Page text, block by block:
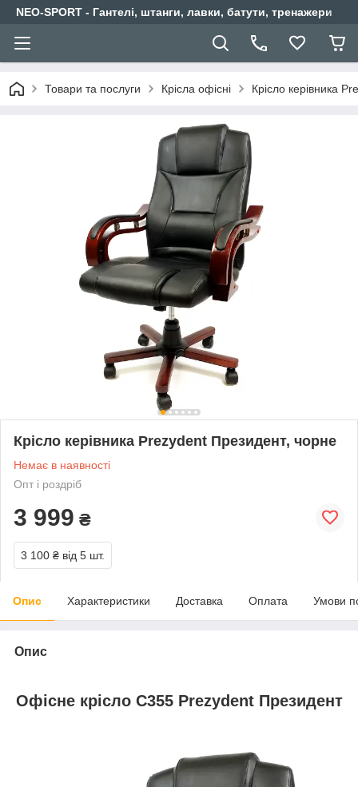
NEO-SPORT - Гантелі, штанги, лавки, батути, тренажери
Товари та послуги Крісла офісні Крісло керівника
Крісло керівника Prezydent Президент, чорне
Немає в наявності
Опт і роздріб
3 999 ₴
3 100 ₴ від 5 шт.
Опис Характеристики Доставка Оплата Умови
Опис
Офісне крісло С355 Prezydent Президент